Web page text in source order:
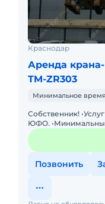
Краснодар
Аренда
TM-ZR303
Минимальное время
Собственник!
ЮФО. •Минимальный
•Грузоподьемность
выл
Позвонить